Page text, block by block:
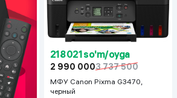
218 021 so'm/oyga
2 990 0003 737 500
МФУ Canon Pixma G3470,
черный